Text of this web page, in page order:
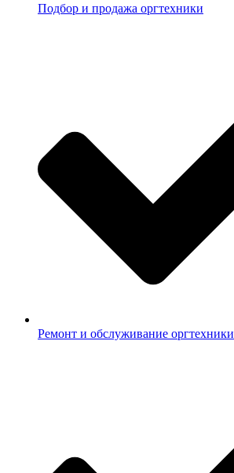
Подбор и продажа оргтехники
Ремонт и обслуживание оргтехники